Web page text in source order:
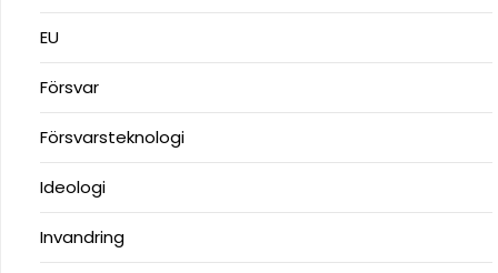
EU
Försvar
Försvarsteknologi
Ideologi
Invandring